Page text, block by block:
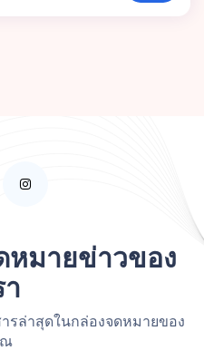
มายข่าวของ
า
รล่าสุดในกล่องจดหมายของ